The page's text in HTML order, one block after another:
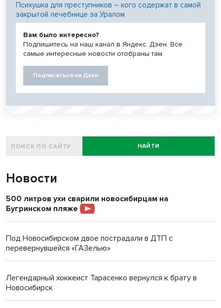
Психушка для преступников – кого содержат в самой
закрытой лечебнице за Уралом
Вам было интересно?
Подпишитесь на наш канал в Яндекс. Дзен. Все
самые интересные новости отобраны там.
Подписаться на Дзен
НАЙТИ
Новости
500 литров ухи сварили новосибирцам на
Бугринском пляже
Под Новосибирском двое пострадали в ДТП с
перевернувшейся «ГАЗелью»
Легендарный хоккеист Тарасенко вернулся к брату в
Новосибирск